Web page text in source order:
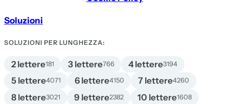
Soluzioni
SOLUZIONI PER LUNGHEZZA:
2 lettere181 3 lettere766 4 lettere3194
5 lettere4071 6 lettere4150 7 lettere4260
8 lettere3021 9 lettere2382 10 lettere1608